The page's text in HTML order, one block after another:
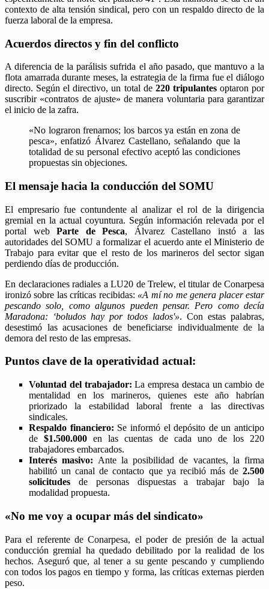
contexto de alta tensión sindical, pero con un respaldo directo de la
fuerza laboral de la empresa.
Acuerdos directos y fin del conflicto
A diferencia de la parálisis sufrida el año pasado, que mantuvo a la
flota amarrada durante meses, la estrategia de la firma fue el diálogo
directo. Según el directivo, un total de 220 tripulantesoptaron por
suscribir «contratos de ajuste» de manera voluntaria para garantizar
el inicio de la zafra.
«No lograron frenarnos; los barcos ya están en zona de
pesca», enfatizó Álvarez Castellano, señalando que la
totalidad de su personal efectivo aceptó las condiciones
propuestas sin objeciones.
El mensaje hacia la conducción del SOMU
El empresario fue contundente al analizar el rol de la dirigencia
gremial en la actual coyuntura. Según información relevada por el
portal webParte de Pesca, Álvarez Castellano instó a las
autoridades del SOMU a formalizar el acuerdo ante el Ministerio de
Trabajo para evitar que el resto de los marineros del sector sigan
perdiendo días de producción.
En declaraciones radiales a LU20 de Trelew, el titular de Conarpesa
ironizó sobre las críticas recibidas: «A mí no me genera placer estar
pescando solo, como algunos pueden pensar. Pero como decía
Maradona: ‘boludos hay por todos lados'». Con estas palabras,
desestimó las acusaciones de beneficiarse individualmente de la
demora del resto de las empresas.
Puntos clave de la operatividad actual:
Voluntad del trabajador: La empresa destaca un cambio de
mentalidad en los marineros, quienes este año habrían
priorizado la estabilidad laboral frente a las directivas
sindicales.
Respaldo financiero: Se informó el depósito de un anticipo
de$1.500.000 en las cuentas de cada uno de los 220
trabajadores embarcados.
Interés masivo: Ante la posibilidad de vacantes, la firma
habilitó un canal de contacto que ya recibió más de 2.500
solicitudes de personas dispuestas a trabajar bajo la
modalidad propuesta.
«No me voy a ocupar más del sindicato»
Para el referente de Conarpesa, el poder de presión de la actual
conducción gremial ha quedado debilitado por la realidad de los
hechos. Aseguró que, al tener a su gente pescando y cumpliendo
con todos los pagos en tiempo y forma, las críticas externas pierden
peso.